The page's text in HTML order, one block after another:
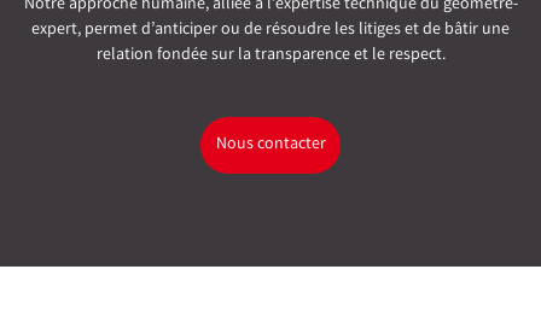
expert, permet d’anticiper ou de résoudre les litiges et de bâtir une
relation fondée sur la transparence et le respect.
Nous contacter